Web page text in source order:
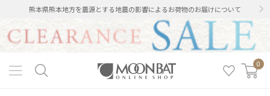
熊本県熊本地方を震源とする地震の影響によるお荷物のお届けについて
0